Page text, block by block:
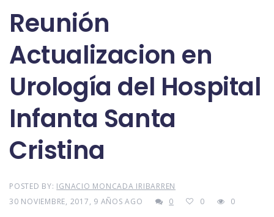
Reunión
Actualizacion en
Urología del Hospital
Infanta Santa
Cristina
POSTED BY: IGNACIO MONCADA IRIBARREN
30 NOVIEMBRE, 2017, 9 AÑOS AGO
0 0 0